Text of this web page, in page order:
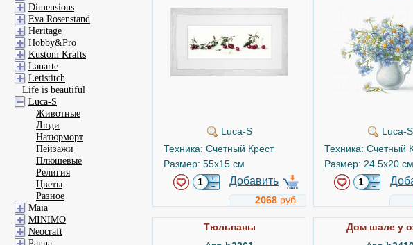
Luca-S
Техника: Счетный Крест
Размер: 55x15 см
Добавить
2068 руб.
Luca-S
Техника: Счетный
Размер: 24.5x20 см
Тюльпаны
Дом шале у
Dimensions
Eva Rosenstand
Heritage
Hobby&Pro
Kustom Krafts
Lanarte
Letistitch
Life is beautiful
Luca-S
Животные
Люди
Натюрморт
Пейзажи
Плюшевые
Религия
Цветы
Разное
Maia
MINIMO
Neocraft